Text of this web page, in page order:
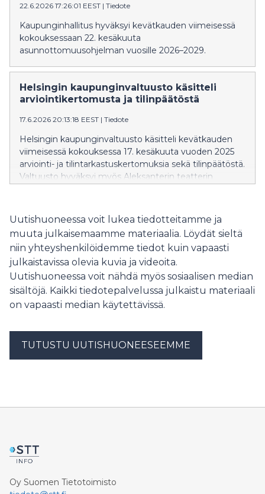
22.6.2026 17:26:01 EEST | Tiedote
Kaupunginhallitus hyväksyi kevätkauden viimeisessä
kokouksessaan 22. kesäkuuta
asunnottomuusohjelman vuosille 2026–2029.
Helsingin kaupunginvaltuusto käsitteli
arviointikertomusta ja tilinpäätöstä
17.6.2026 20:13:18 EEST | Tiedote
Helsingin kaupunginvaltuusto käsitteli kevätkauden
viimeisessä kokouksessa 17. kesäkuuta vuoden 2025
arviointi- ja tilintarkastuskertomuksia sekä tilinpäätöstä.
Valtuusto hyväksyi myös Aleksanterin teatterin
Uutishuoneessa voit lukea tiedotteitamme ja
muuta julkaisemaamme materiaalia. Löydät sieltä
niin yhteyshenkilöidemme tiedot kuin vapaasti
julkaistavissa olevia kuvia ja videoita.
Uutishuoneessa voit nähdä myös sosiaalisen median
sisältöjä. Kaikki tiedotepalvelussa julkaistu materiaali
on vapaasti median käytettävissä.
TUTUSTU UUTISHUONEESEEMME
Oy Suomen Tietotoimisto